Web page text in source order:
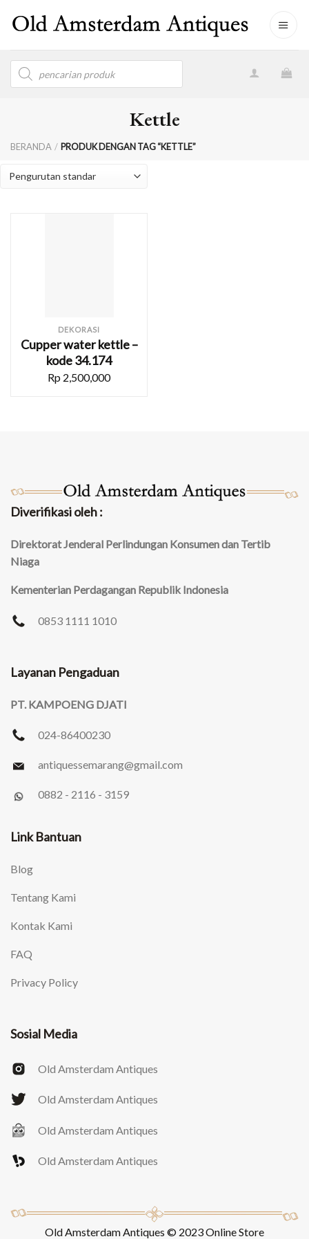
Products
search
Kettle
BERANDA / PRODUK DENGAN TAG “KETTLE”
DEKORASI
Cupper water kettle –
kode 34.174
Rp 2,500,000
Diverifikasi oleh :
Direktorat Jenderal Perlindungan Konsumen dan Tertib
Niaga
Kementerian Perdagangan Republik Indonesia
0853 1111 1010
Layanan Pengaduan
PT. KAMPOENG DJATI
024-86400230
antiquessemarang@gmail.com
0882 - 2116 - 3159
Link Bantuan
Blog
Tentang Kami
Kontak Kami
FAQ
Privacy Policy
Sosial Media
Old Amsterdam Antiques
Old Amsterdam Antiques
Old Amsterdam Antiques
Old Amsterdam Antiques
Old Amsterdam Antiques © 2023 Online Store